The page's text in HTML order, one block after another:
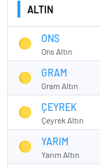
ALTIN
ONS
Ons Altın
GRAM
Gram Altın
ÇEYREK
Çeyrek Altın
YARIM
Yarım Altın